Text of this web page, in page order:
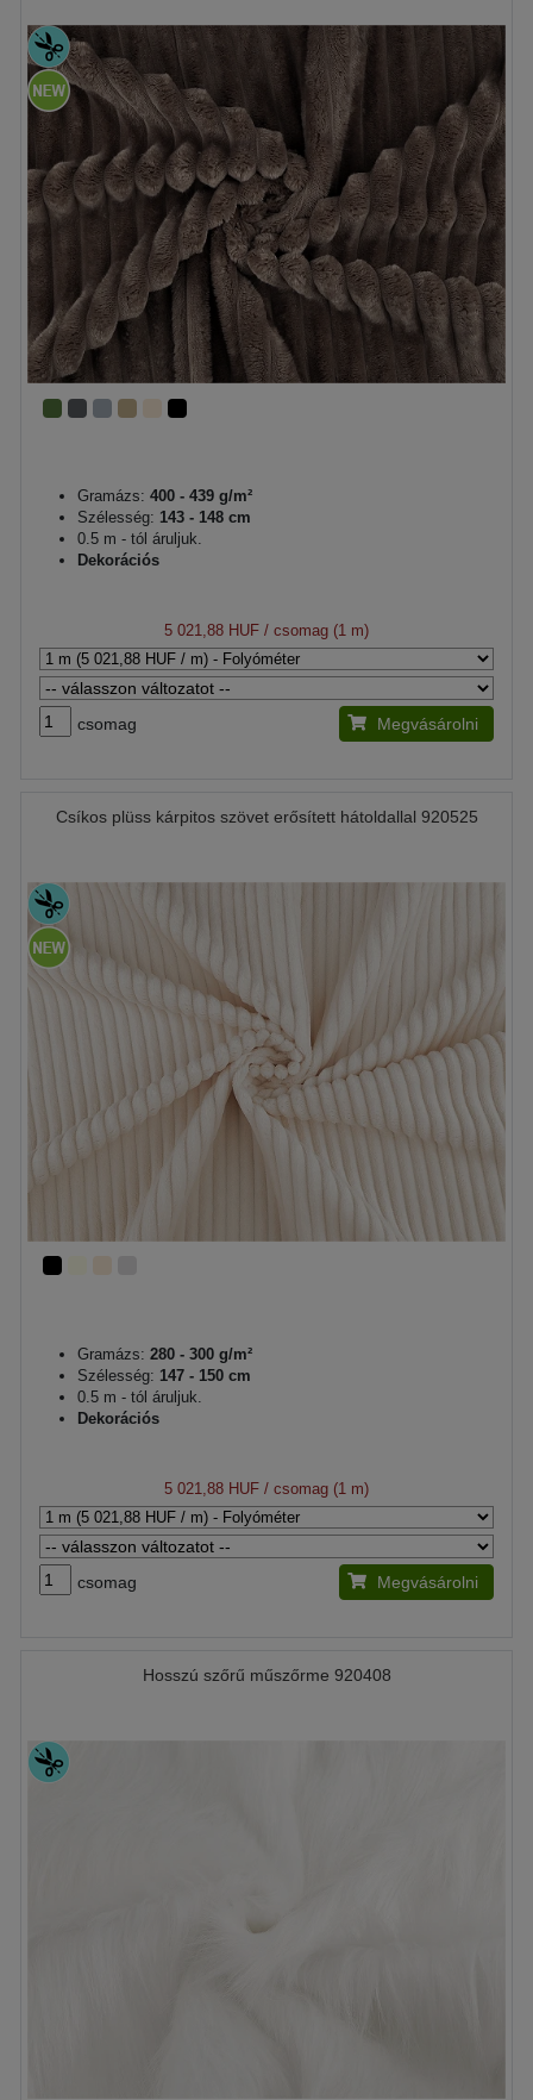
Gramázs: 400 - 439 g/m²
Szélesség: 143 - 148 cm
0.5 m - tól áruljuk.
Dekorációs
5 021,88 HUF / csomag (1 m)
csomag Megvásárolni
Csíkos plüss kárpitos szövet erősített hátoldallal 920525
Gramázs: 280 - 300 g/m²
Szélesség: 147 - 150 cm
0.5 m - tól áruljuk.
Dekorációs
5 021,88 HUF / csomag (1 m)
csomag Megvásárolni
Hosszú szőrű műszőrme 920408